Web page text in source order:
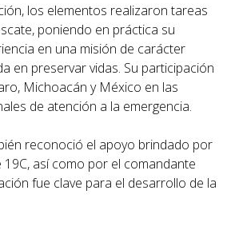
los elementos realizaron tareas
poniendo en práctica su
en una misión de carácter
en preservar vidas. Su participación
Michoacán y México en las
de atención a la emergencia.
reconoció el apoyo brindado por
así como por el comandante
fue clave para el desarrollo de la